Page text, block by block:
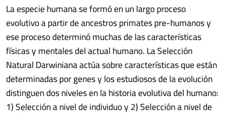
La especie humana se formó en un largo proceso
evolutivo a partir de ancestros primates pre-humanos y
ese proceso determinó muchas de las características
físicas y mentales del actual humano. La Selección
Natural Darwiniana actúa sobre características que están
determinadas por genes y los estudiosos de la evolución
distinguen dos niveles en la historia evolutiva del humano:
1) Selección a nivel de individuo y 2) Selección a nivel de